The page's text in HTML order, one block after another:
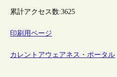
累計アクセス数:3625
印刷用ページ
カレントアウェアネス・ポータル